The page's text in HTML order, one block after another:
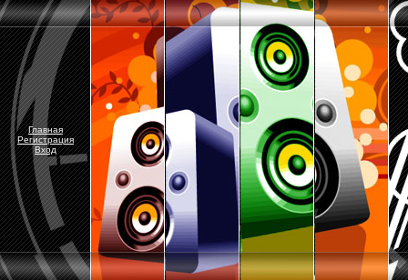
Главная
Регистрация
Вход